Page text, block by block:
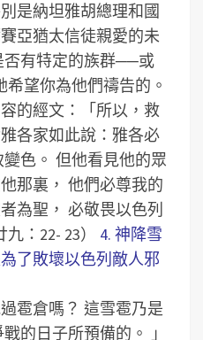
是納坦雅胡總理和國
亞猶太信徒親愛的未
否有特定的族群──或
望你為他們禱告的。
的經文：「所以，救
各家如此說：雅各必
色。 但他看見他的眾
那裏， 他們必尊我的
為聖， 必敬畏以色列
：22- 23）
4. 神降雪
了敗壞以色列敵人邪
雹倉嗎？ 這雪雹乃是
的日子所預備的。 」